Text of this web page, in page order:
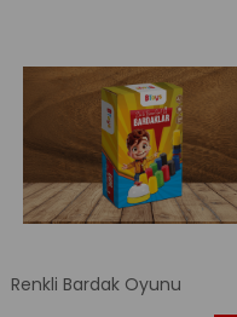
Renkli Bardak Oyunu